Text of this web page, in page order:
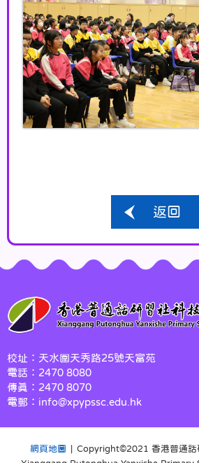
返回
校址：天水圍天秀路25號天富苑
電話：2470 8080
傳真：2470 8070
電郵：info@xpypssc.edu.hk
網頁地圖 | Copyright©️2021 香港普通話